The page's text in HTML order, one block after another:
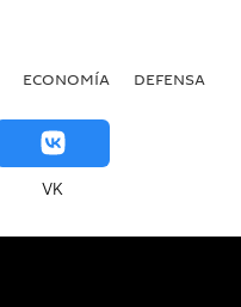
ECONOMÍA DEFENSA
VK